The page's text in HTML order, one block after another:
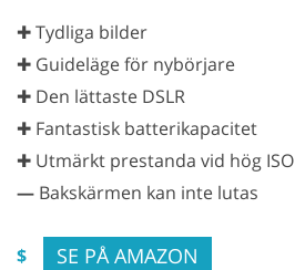
✚ Tydliga bilder
✚ Guideläge för nybörjare
✚ Den lättaste DSLR
✚ Fantastisk batterikapacitet
✚ Utmärkt prestanda vid hög ISO
— Bakskärmen kan inte lutas
$ SE PÅ AMAZON